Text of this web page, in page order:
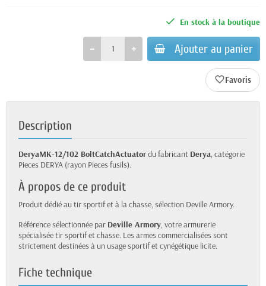
En stock à la boutique
Ajouter au panier
favorite_border
Description
DeryaMK-12/102 BoltCatchActuatordu fabricant Derya, catégorie
Pieces DERYA (rayon Pieces fusils).
À propos de ce produit
Produit dédié au tir sportif et à la chasse, sélection Deville Armory.
Référence sélectionnée par Deville Armory, votre armurerie
spécialisée tir sportif et chasse. Les armes commercialisées sont
strictement destinées à un usage sportif et cynégétique licite.
Fiche technique